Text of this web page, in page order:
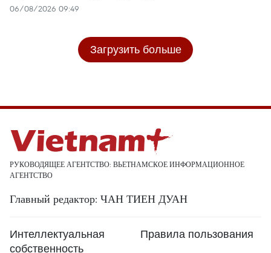
06/08/2026 09:49
Загрузить больше
РУКОВОДЯЩЕЕ АГЕНТСТВО: ВЬЕТНАМСКОЕ ИНФОРМАЦИОННОЕ
АГЕНТСТВО
Главный редактор: ЧАН ТИЕН ДУАН
Интеллектуальная
собственность
Правила пользования